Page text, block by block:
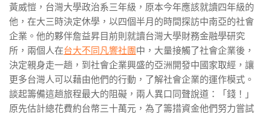
黃威愷，台灣大學政治系三年級，原本今年應該就讀四年級的
他，在大三時決定休學，以四個半月的時間探訪中南亞的社會
企業。他的夥伴詹益昇目前則就讀台灣大學財務金融學研究
所，兩個人在台大不同凡響社團中，大量接觸了社會企業後，
決定親身走一趟，到社會企業興盛的亞洲開發中國家取經，讓
更多台灣人可以藉由他們的行動，了解社會企業的運作模式。
談起籌備這趟旅程最大的阻礙，兩人異口同聲說道：「錢！」
原先估計總花費約台幣三十萬元，為了籌措資金他們努力嘗試